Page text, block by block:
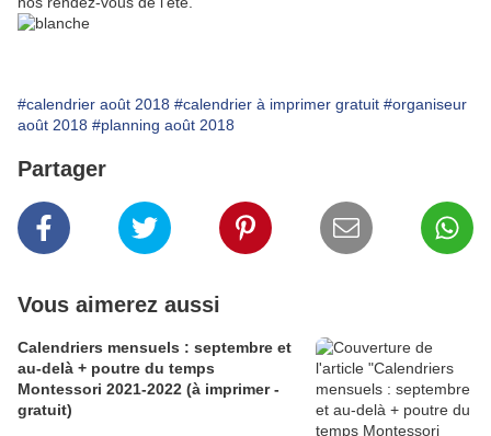
#calendrier août 2018 #calendrier à imprimer gratuit #organiseur
août 2018 #planning août 2018
Partager
Vous aimerez aussi
Calendriers mensuels : septembre et
au-delà + poutre du temps
Montessori 2021-2022 (à imprimer -
gratuit)